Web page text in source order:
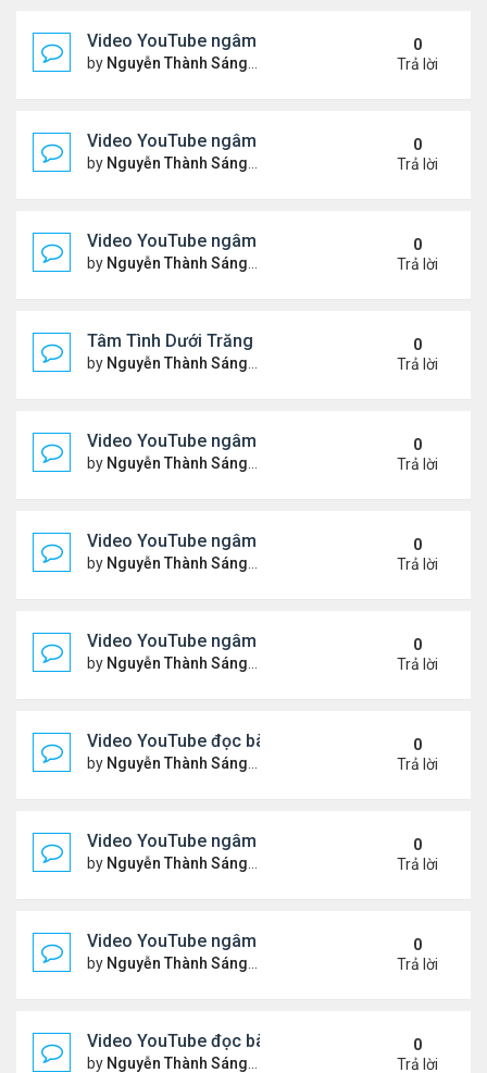
Video YouTube ngâm bài thơ nhạc lục bát "Thổn
by Nguyễn Thành Sáng Chủ nhật Tháng 5 24, 2026
0
Trả lời
Video YouTube ngâm bài Thơ Nhạc Lục Bát "Để
by Nguyễn Thành Sáng Thứ 7 Tháng 5 16, 2026 10:35
0
Trả lời
Video YouTube ngâm bài thơ nhạc lục bát "Em Đi
by Nguyễn Thành Sáng Thứ 5 Tháng 5 14, 2026 7:20
0
Trả lời
Tâm Tình Dưới Trăng
by Nguyễn Thành Sáng Thứ 3 Tháng 5 12, 2026 3:15
0
Trả lời
Video YouTube ngâm bài thơ nhạc lục bát "Em Có
by Nguyễn Thành Sáng Thứ 7 Tháng 5 02, 2026 10:15
0
Trả lời
Video YouTube ngâm bài thơ nhạc lục bát "Nói
by Nguyễn Thành Sáng Thứ 3 Tháng 4 21, 2026 8:37
0
Trả lời
Video YouTube ngâm bài Thơ Nhạc Lục Bát: "Thơ
by Nguyễn Thành Sáng Thứ 4 Tháng 4 08, 2026 8:22
0
Trả lời
Video YouTube đọc bài thơ "Vậy Mà Ai Nỡ"
by Nguyễn Thành Sáng Thứ 6 Tháng 4 03, 2026 7:59
0
Trả lời
Video YouTube ngâm bài Thơ Nhạc Lục Bát: Em
by Nguyễn Thành Sáng Thứ 2 Tháng 3 30, 2026 8:19
0
Trả lời
Video YouTube ngâm bài Thơ Nhạc Lục Bát: Nỗi
by Nguyễn Thành Sáng Thứ 5 Tháng 3 26, 2026 8:13
0
Trả lời
Video YouTube đọc bài thơ "Đôi Mắt Của Em"
by Nguyễn Thành Sáng Thứ 6 Tháng 3 20, 2026 8:21
0
Trả lời